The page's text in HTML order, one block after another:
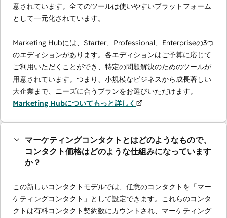
意されています。全てのツールは使いやすいプラットフォーム
として一元化されています。
Marketing Hubには、Starter、Professional、Enterpriseの3つ
のエディションがあります。各エディションはご予算に応じて
ご利用いただくことができ、特定の問題解決のためのツールが
用意されています。つまり、小規模なビジネスから成長著しい
大企業まで、ニーズに合うプランをお選びいただけます。
Marketing Hubについてもっと詳しく
マーケティングコンタクトとはどのようなもので、
コンタクト価格はどのような仕組みになっています
か？
この新しいコンタクトモデルでは、任意のコンタクトを「マー
ケティングコンタクト」として設定できます。これらのコンタ
クトは有料コンタクト契約数にカウントされ、マーケティング